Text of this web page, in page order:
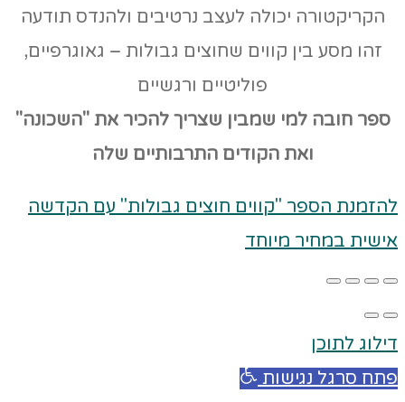
הקריקטורה יכולה לעצב נרטיבים ולהנדס תודעה
זהו מסע בין קווים שחוצים גבולות – גאוגרפיים,
פוליטיים ורגשיים
ספר חובה למי שמבין שצריך להכיר את "השכונה"
ואת הקודים התרבותיים שלה
להזמנת הספר "קווים חוצים גבולות" עם הקדשה
אישית במחיר מיוחד
דילוג לתוכן
פתח סרגל נגישות